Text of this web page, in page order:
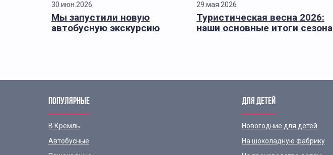
30.июн.2026
Мы запустили новую
автобусную экскурсию
29.мая.2026
Туристическая весна 2026:
наши основные итоги сезона
ПОПУЛЯРНЫЕ
В Кремль
Автобусные
ДЛЯ ДЕТЕЙ
Новогодние для детей
На шоколадную фабрику